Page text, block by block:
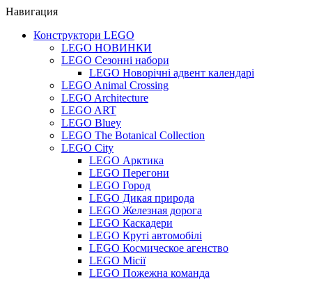
Навигация
Конструктори LEGO
LEGO НОВИНКИ
LEGO Сезонні набори
LEGO Новорічні адвент календарі
LEGO Animal Crossing
LEGO Architecture
LEGO ART
LEGO Bluey
LEGO The Botanical Collection
LEGO City
LEGO Арктика
LEGO Перегони
LEGO Город
LEGO Дикая природа
LEGO Железная дорога
LEGO Каскадери
LEGO Круті автомобілі
LEGO Космическое агенство
LEGO Місії
LEGO Пожежна команда